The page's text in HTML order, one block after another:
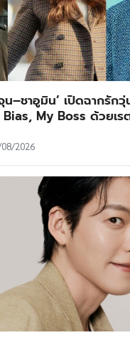
–ชาอูมิน’ เปิดฉากรักวุ่
My Boss ด้วยเร
2026